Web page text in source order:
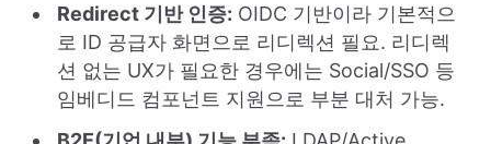
Redirect 기반 인증: OIDC 기반이라 기본적으
로 ID 공급자 화면으로 리디렉션 필요. 리디렉
션 없는 UX가 필요한 경우에는 Social/SSO 등
임베디드 컴포넌트 지원으로 부분 대처 가능.